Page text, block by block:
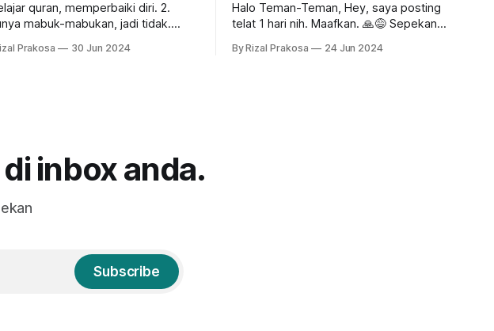
mabuk-mabukan, jadi tidak.
50 tahun tetap mesra dengan istri.
Prakosa 30 Jun 2024
Halo Teman-Teman, Hey, saya posting
telat 1 hari nih. Maafkan. 🙏😅 Sepekan
Setelah seharian sampai malam meeting
By Rizal Prakosa 24 Jun 2024
inbox anda.
Subscribe